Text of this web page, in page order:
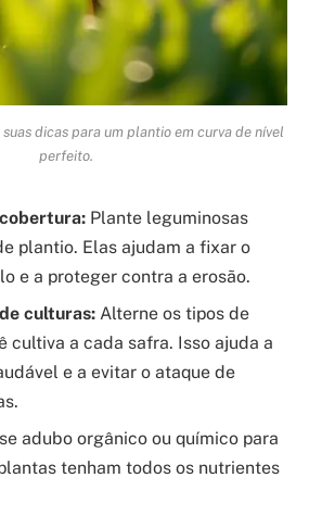
dicas para um plantio em curva de nível
perfeito.
Plante leguminosas
plantio. Elas ajudam a fixar o
e a proteger contra a erosão.
culturas: Alterne os tipos de
cultiva a cada safra. Isso ajuda a
e a evitar o ataque de
adubo orgânico ou químico para
tenham todos os nutrientes